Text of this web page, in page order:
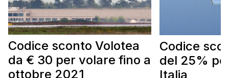
Codice sconto Volotea
da € 30 per volare fino a
ottobre 2021
Codice
del 25%
Italia